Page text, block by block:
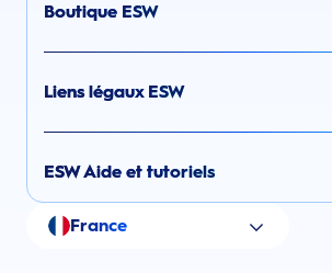
Boutique ESW
Liens légaux ESW
ESW Aide et tutoriels
France